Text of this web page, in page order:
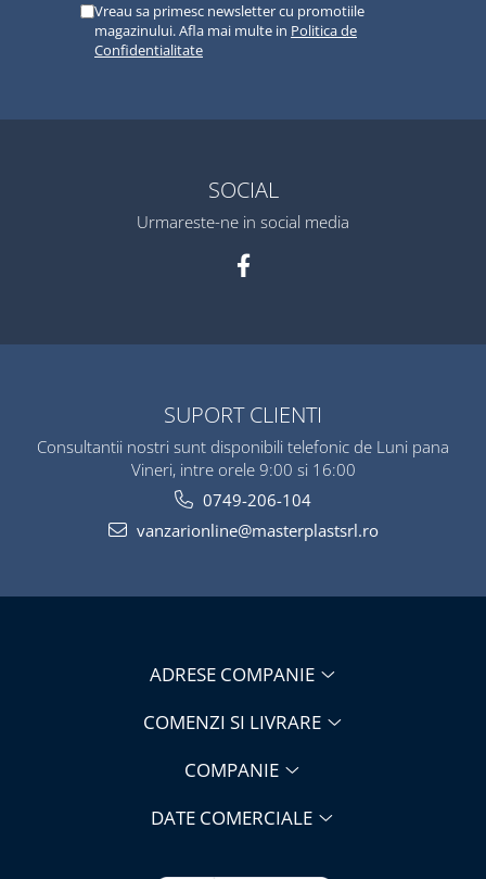
Vreau sa primesc newsletter cu promotiile
magazinului. Afla mai multe in Politica de
Confidentialitate
SOCIAL
Urmareste-ne in social media
SUPORT CLIENTI
Consultantii nostri sunt disponibili telefonic de Luni pana
Vineri, intre orele 9:00 si 16:00
0749-206-104
vanzarionline@masterplastsrl.ro
ADRESE COMPANIE
COMENZI SI LIVRARE
COMPANIE
DATE COMERCIALE